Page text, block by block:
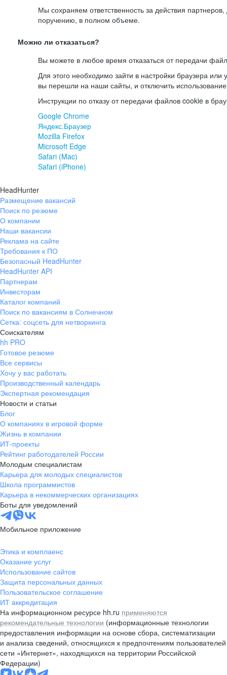
Мы сохраняем ответственность за действия
поручению, в полном объеме.
Можно ли отказаться?
Вы можете в любое время отказаться от передачи
Для этого необходимо зайти в настройки браузера или
вы перешли на наши сайты, и отключить
Инструкции по отказу от передачи файлов cookie в
Google Chrome
Яндекс.Браузер
Mozilla Firefox
Microsoft Edge
Safari (Mac)
Safari (iPhone)
HeadHunter
Размещение вакансий
Поиск по резюме
О компании
Наши вакансии
Реклама на сайте
Требования к ПО
Безопасный HeadHunter
HeadHunter API
Партнерам
Инвесторам
Каталог компаний
Поиск по вакансиям в Солнечном
Сетка: соцсеть для нетворкинга
Соискателям
hh PRO
Готовое резюме
Все сервисы
Хочу у вас работать
Производственный календарь
Экспертная рекомендация
Новости и статьи
Блог
О компаниях в игровой форме
Жизнь в компании
ИТ-проекты
Рейтинг работодателей России
Молодым специалистам
Карьера для молодых специалистов
Школа программистов
Карьера в некоммерческих организациях
Боты для уведомлений
Мобильное приложение
Этика и комплаенс
Оказание услуг
Использование сайтов
Защита персональных данных
Пользовательское соглашение
ИТ аккредитация
На информационном ресурсе hh.ru применяются
рекомендательные технологии (информационные технологии
предоставления информации на основе сбора, систематизации
и анализа сведений, относящихся к предпочтениям пользователей
сети «Интернет», находящихся на территории Российской
Федерации)